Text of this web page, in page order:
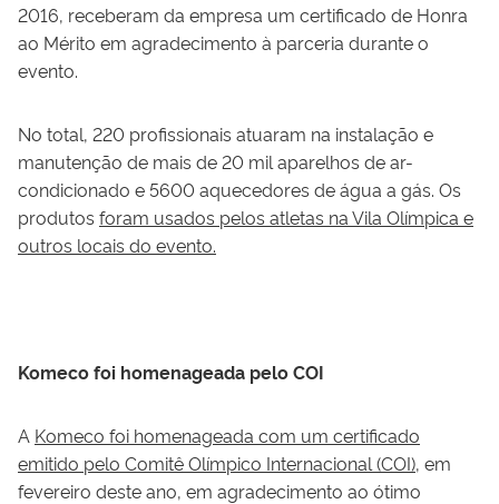
2016, receberam da empresa um certificado de Honra
ao Mérito em agradecimento à parceria durante o
evento.
No total, 220 profissionais atuaram na instalação e
manutenção de mais de 20 mil aparelhos de ar-
condicionado e 5600 aquecedores de água a gás. Os
produtos foram usados pelos atletas na Vila Olímpica e
outros locais do evento.
Komeco foi homenageada pelo COI
A Komeco foi homenageada com um certificado
emitido pelo Comitê Olímpico Internacional (COI), em
fevereiro deste ano, em agradecimento ao ótimo